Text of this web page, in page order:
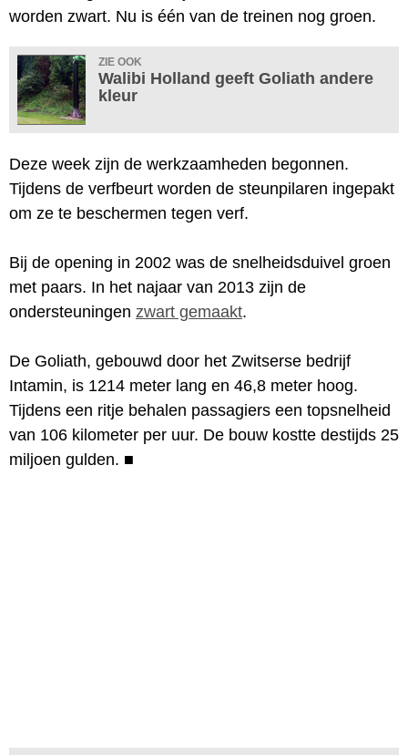
worden zwart. Nu is één van de treinen nog groen.
ZIE OOK
Walibi Holland geeft Goliath andere
kleur
Deze week zijn de werkzaamheden begonnen.
Tijdens de verfbeurt worden de steunpilaren ingepakt
om ze te beschermen tegen verf.
Bij de opening in 2002 was de snelheidsduivel groen
met paars. In het najaar van 2013 zijn de
ondersteuningen zwart gemaakt.
De Goliath, gebouwd door het Zwitserse bedrijf
Intamin, is 1214 meter lang en 46,8 meter hoog.
Tijdens een ritje behalen passagiers een topsnelheid
van 106 kilometer per uur. De bouw kostte destijds 25
miljoen gulden. ■